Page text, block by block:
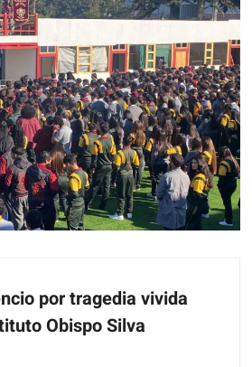
por tragedia vivida
Obispo Silva